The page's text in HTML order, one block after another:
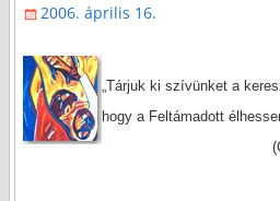
2006. április 16.
„Tárjuk ki szívünket a
hogy a Feltámadott
(Ch.